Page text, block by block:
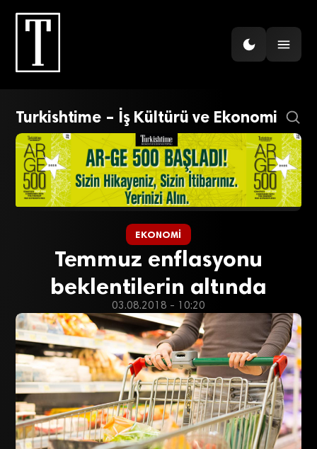
Turkishtime – İş Kültürü ve Ekonomi
EKONOMI
Temmuz enflasyonu
beklentilerin altında
03.08.2018 - 10:20